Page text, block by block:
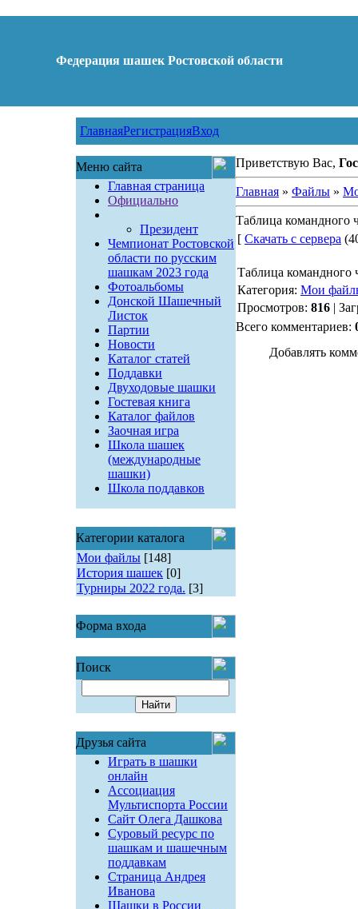
Федерация шашек Ростовской области
ГлавнаяРегистрацияВход
Меню сайта
Главная страница
Официально
Президент
Чемпионат Ростовской
области по русским
шашкам 2023 года
Фотоальбомы
Донской Шашечный
Листок
Партии
Новости
Каталог статей
Поддавки
Двуходовые шашки
Гостевая книга
Каталог файлов
Заочная игра
Школа шашек
(международные
шашки)
Школа поддавков
Категории каталога
Мои файлы [148]
История шашек [0]
Турниры 2022 года. [3]
Форма входа
Поиск
Друзья сайта
Играть в шашки
онлайн
Ассоциация
Мультиспорта России
Сайт Олега Дашкова
Суровый ресурс по
шашкам и шашечным
поддавкам
Страница Андрея
Иванова
Шашки в России
Приветствую Вас,
Главная» Файлы»
Таблица командного
[ Скачать с сервера
Таблица командного
Категория: Мои
Просмотров: 816|
Всего комментариев:
Добавлять